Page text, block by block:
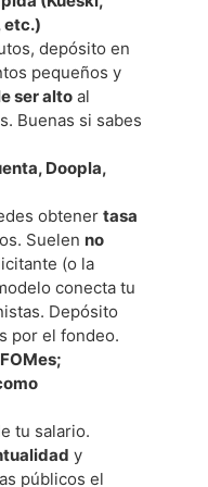
etc.)
depósito en
pequeños y
ser alto al
Buenas si sabes
Doopla,
obtener tasa
Suelen no
(o la
conecta tu
Depósito
por el fondeo.
tu salario.
y
públicos el